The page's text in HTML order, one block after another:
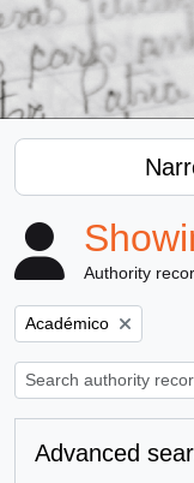
Authority
Remove filter:
Académico
Advanced